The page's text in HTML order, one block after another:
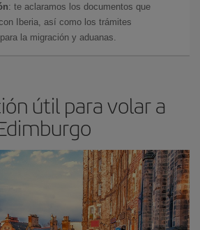
: te aclaramos los documentos que
Iberia, así como los trámites
la migración y aduanas.
útil para volar a